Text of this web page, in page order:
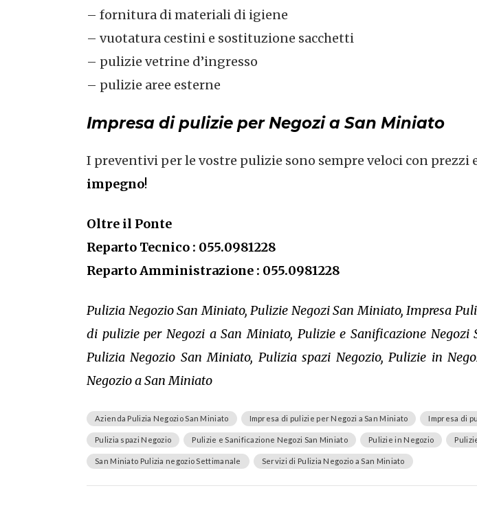
– fornitura di materiali di igiene
– vuotatura cestini e sostituzione sacchetti
– pulizie vetrine d’ingresso
– pulizie aree esterne
Impresa di pulizie per Negozi a San Miniato
I preventivi per le vostre pulizie sono sempre veloci con prezzi
impegno!
Oltre il Ponte
Reparto Tecnico : 055.0981228
Reparto Amministrazione : 055.0981228
Pulizia Negozio San Miniato, Pulizie Negozi San Miniato, Impresa
di pulizie per Negozi a San Miniato, Pulizie e Sanificazione
Pulizia Negozio San Miniato, Pulizia spazi Negozio, Pulizie in
Negozio a San Miniato
Azienda Pulizia Negozio San Miniato Impresa di pulizie per Negozi a San Miniato Impresa di
Pulizia spazi Negozio Pulizie e Sanificazione Negozi San Miniato Pulizie in Negozio
San Miniato Pulizia negozio Settimanale Servizi di Pulizia Negozio a San Miniato